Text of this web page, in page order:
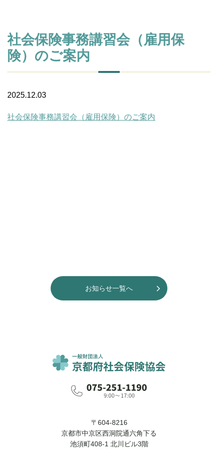
社会保険事務講習会（雇用保
険）のご案内
2025.12.03
社会保険事務講習会（雇用保険）のご案内
お知らせ一覧へ
〒604-8216
京都市中京区西洞院通六角下る
池須町408-1 北川ビル3階